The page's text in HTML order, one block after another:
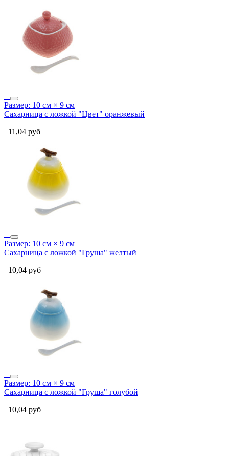
Размер: 10 см × 9 см
Сахарница с ложкой "Цвет" оранжевый
11,04 руб
Размер: 10 см × 9 см
Сахарница с ложкой "Груша" желтый
10,04 руб
Размер: 10 см × 9 см
Сахарница с ложкой "Груша" голубой
10,04 руб